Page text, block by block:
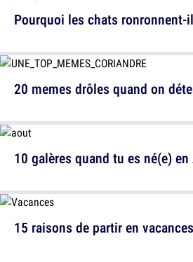
Pourquoi les chats ronronnent-
10 galères quand tu es né(e)
20 memes drôles quand on
15 raisons de partir en